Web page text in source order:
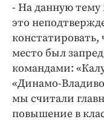
- На данную тему
это
констатировать,
место был
командами:
«Динамо-
мы считали
повышение в